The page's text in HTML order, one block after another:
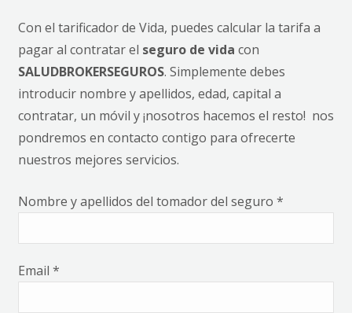
Con el tarificador de Vida, puedes calcular la tarifa a
pagar al contratar el seguro de vida con
SALUDBROKERSEGUROS. Simplemente debes
introducir nombre y apellidos, edad, capital a
contratar, un móvil y ¡nosotros hacemos el resto! nos
pondremos en contacto contigo para ofrecerte
nuestros mejores servicios.
Nombre y apellidos del tomador del seguro *
Email *